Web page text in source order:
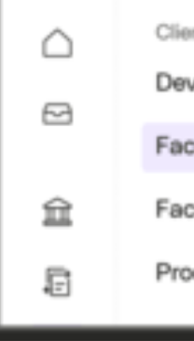
et gestion des dépenses dans une
facturation
des taxis
encadrée par des règles
de
tarification facturation.
les chauffeurs de taxi ne fixent
: les tarifs sont